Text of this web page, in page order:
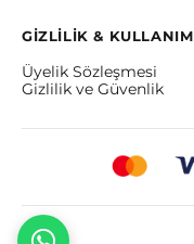
GİZLİLİK & KULLANIM
Üyelik Sözleşmesi
Gizlilik ve Güvenlik